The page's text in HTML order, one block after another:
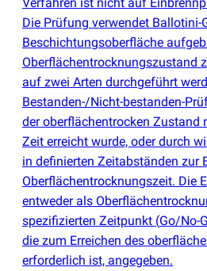
Die Prüfung verwendet Ballotini-
Beschichtungsoberfläche
Oberflächentrocknungszustand
auf zwei Arten durchgeführt
Bestanden-/Nicht-bestanden-
der oberflächentrocken Zustand
Zeit erreicht wurde, oder durch
in definierten Zeitabständen zur
Oberflächentrocknungszeit. Die
entweder als
spezifizierten Zeitpunkt (Go/No-
die zum Erreichen des
erforderlich ist, angegeben.